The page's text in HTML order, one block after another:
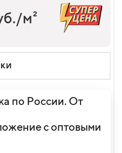
м²
по России. От
с оптовыми